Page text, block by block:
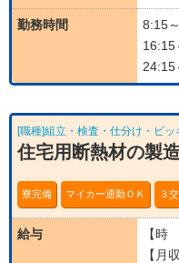
勤務時間
8:15
16:15
24:15
[職種]組立・検査・仕分け・ピ
住宅用断熱材の製
寮完備 マイカー通勤ＯＫ ３
給与
【時
【月